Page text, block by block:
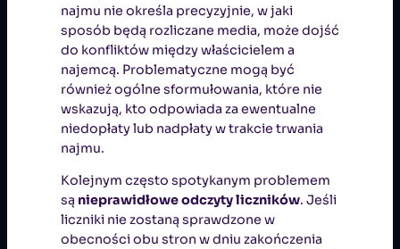
najmu nie określa precyzyjnie, w jaki
sposób będą rozliczane media, może dojść
do konfliktów między właścicielem a
najemcą. Problematyczne mogą być
również ogólne sformułowania, które nie
wskazują, kto odpowiada za ewentualne
niedopłaty lub nadpłaty w trakcie trwania
najmu.
Kolejnym często spotykanym problemem
są nieprawidłowe odczyty liczników. Jeśli
liczniki nie zostaną sprawdzone w
obecności obu stron w dniu zakończenia